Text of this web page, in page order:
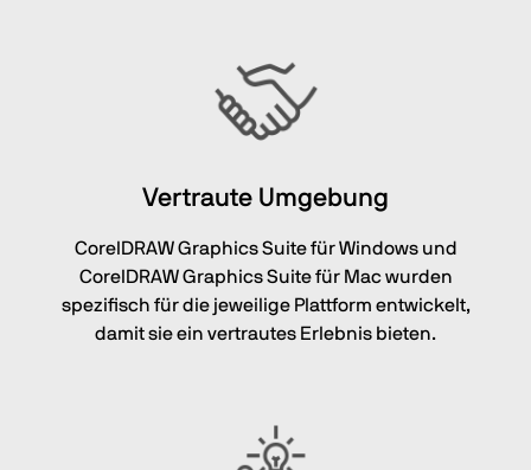
Vertraute Umgebung
CorelDRAW Graphics Suite für Windows und
CorelDRAW Graphics Suite für Mac wurden
spezifisch für die jeweilige Plattform entwickelt,
damit sie ein vertrautes Erlebnis bieten.